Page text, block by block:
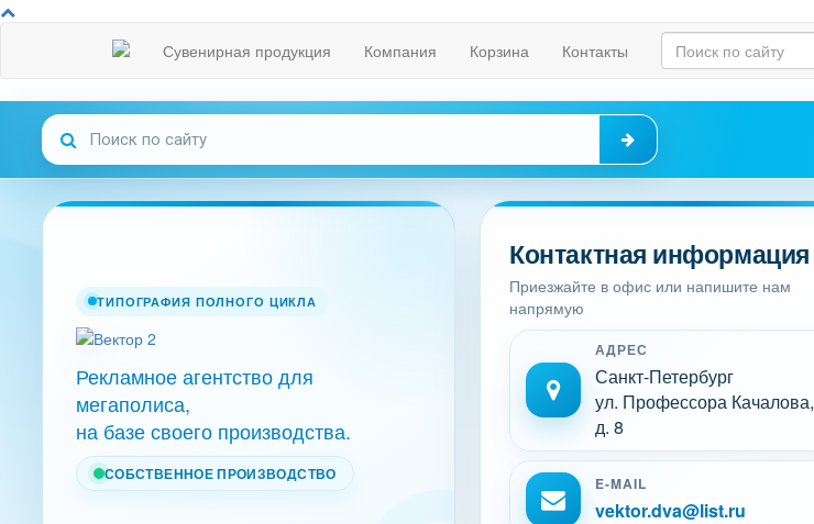
Сувенирная продукция Компания Корзина Контакты
ТИПОГРАФИЯ ПОЛНОГО ЦИКЛА
Рекламное агентство для
мегаполиса,
на базе своего производства.
СОБСТВЕННОЕ ПРОИЗВОДСТВО
Контактная информация
Приезжайте в офис или напишите нам
напрямую
АДРЕС
Санкт-Петербург
ул. Профессора Качалова,
д. 8
E-MAIL
vektor.dva@list.ru